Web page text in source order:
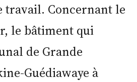
travail. Concernant le
le bâtiment qui
de Grande
Guédiawaye à